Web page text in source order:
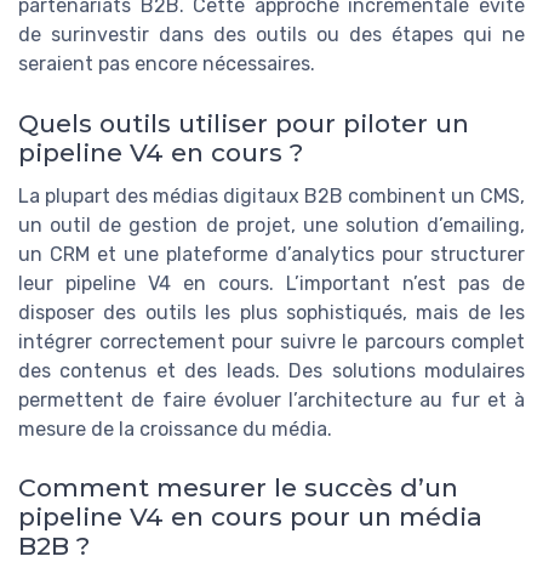
partenariats B2B. Cette approche incrémentale évite
de surinvestir dans des outils ou des étapes qui ne
seraient pas encore nécessaires.
Quels outils utiliser pour piloter un
pipeline V4 en cours ?
La plupart des médias digitaux B2B combinent un CMS,
un outil de gestion de projet, une solution d’emailing,
un CRM et une plateforme d’analytics pour structurer
leur pipeline V4 en cours. L’important n’est pas de
disposer des outils les plus sophistiqués, mais de les
intégrer correctement pour suivre le parcours complet
des contenus et des leads. Des solutions modulaires
permettent de faire évoluer l’architecture au fur et à
mesure de la croissance du média.
Comment mesurer le succès d’un
pipeline V4 en cours pour un média
B2B ?